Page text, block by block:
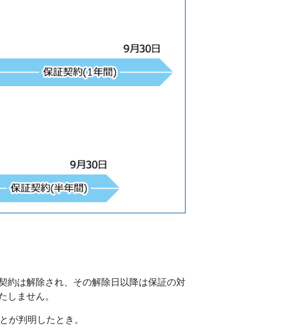
約は解除され、その解除日以降は保証の対
しません。
が判明したとき。